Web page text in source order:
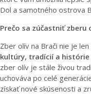
Dol a samotného ostrova
Prečo sa zúčastniť zberu
Zber olív na Brači nie je
kultúry, tradícií a histórie
zber olív je stále živou
uchováva po celé
získať nové skúsenosti a